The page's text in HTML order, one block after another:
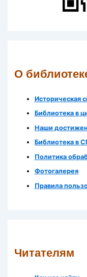
О
Историческая
Библиотека в
Наши
Библиотека в
Политика
Фотогалерея
Правила
Читателям